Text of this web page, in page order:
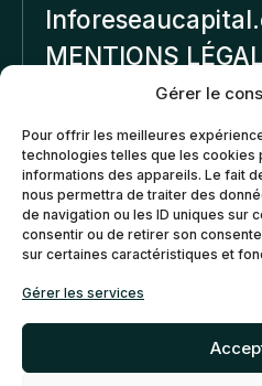
Gérer le
Pour offrir les meilleures
technologies telles que les cookies
informations des appareils. Le fait
nous permettra de traiter des
de navigation ou les ID uniques sur
consentir ou de retirer son
sur certaines caractéristiques et
Gérer les services
MENTIONS
Politique de
confidentialité
Politiques
de
Politique de